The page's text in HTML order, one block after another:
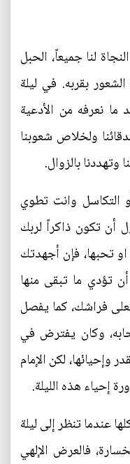
لنا جميعاً، الحبل
بقربه. في ليلة
ما نعرفه من الأدعية
ولخلاص شعوبنا
بالزوال.
التكاسل وانت تطوي
أن تكون ذاكراً لربك
تحبها، فإن أجهدتك
تؤدي ما تبقى منها
فراشك، كما يفصل
وكان يفترض في
وإحيائها، لكن الإمام
إحياء هذه الليلة.
عندما تنظر إلى ليلة
فالعرض الإلهي